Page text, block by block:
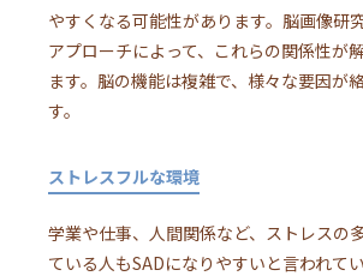
やすくなる可能性があります。脳画像研
アプローチによって、これらの関係性が
ます。脳の機能は複雑で、様々な要因が
す。
ストレスフルな環境
学業や仕事、人間関係など、ストレスの
ている人もSADになりやすいと言われて